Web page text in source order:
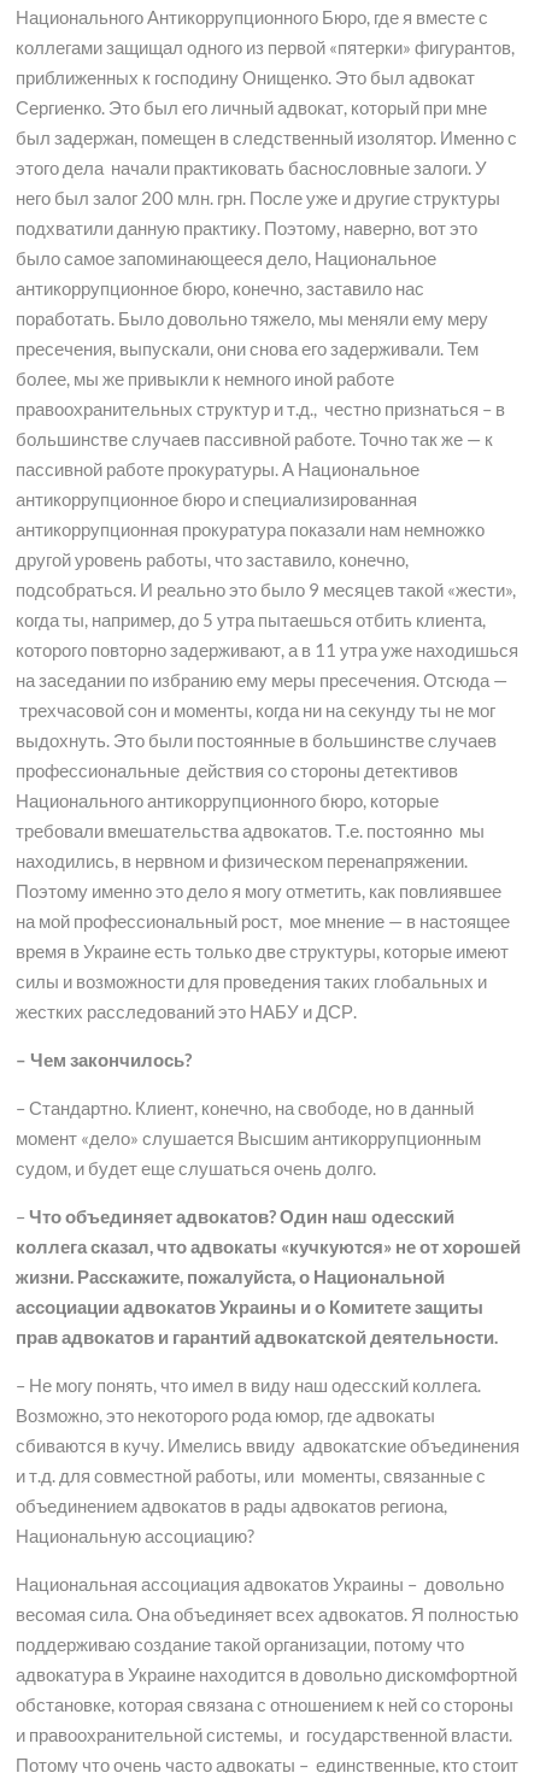
Национального Антикоррупционного Бюро, где я вместе с
коллегами защищал одного из первой «пятерки» фигурантов,
приближенных к господину Онищенко. Это был адвокат
Сергиенко. Это был его личный адвокат, который при мне
был задержан, помещен в следственный изолятор. Именно с
этого дела начали практиковать баснословные залоги. У
него был залог 200 млн. грн. После уже и другие структуры
подхватили данную практику. Поэтому, наверно, вот это
было самое запоминающееся дело, Национальное
антикоррупционное бюро, конечно, заставило нас
поработать. Было довольно тяжело, мы меняли ему меру
пресечения, выпускали, они снова его задерживали. Тем
более, мы же привыкли к немного иной работе
правоохранительных структур и т.д., честно признаться – в
большинстве случаев пассивной работе. Точно так же — к
пассивной работе прокуратуры. А Национальное
антикоррупционное бюро и специализированная
антикоррупционная прокуратура показали нам немножко
другой уровень работы, что заставило, конечно,
подсобраться. И реально это было 9 месяцев такой «жести»,
когда ты, например, до 5 утра пытаешься отбить клиента,
которого повторно задерживают, а в 11 утра уже находишься
на заседании по избранию ему меры пресечения. Отсюда —
трехчасовой сон и моменты, когда ни на секунду ты не мог
выдохнуть. Это были постоянные в большинстве случаев
профессиональные действия со стороны детективов
Национального антикоррупционного бюро, которые
требовали вмешательства адвокатов. Т.е. постоянно мы
находились, в нервном и физическом перенапряжении.
Поэтому именно это дело я могу отметить, как повлиявшее
на мой профессиональный рост, мое мнение — в настоящее
время в Украине есть только две структуры, которые имеют
силы и возможности для проведения таких глобальных и
жестких расследований это НАБУ и ДСР.
– Чем закончилось?
– Стандартно. Клиент, конечно, на свободе, но в данный
момент «дело» слушается Высшим антикоррупционным
судом, и будет еще слушаться очень долго.
– Что объединяет адвокатов? Один наш одесский
коллега сказал, что адвокаты «кучкуются» не от хорошей
жизни. Расскажите, пожалуйста, о Национальной
ассоциации адвокатов Украины и о Комитете защиты
прав адвокатов и гарантий адвокатской деятельности.
– Не могу понять, что имел в виду наш одесский коллега.
Возможно, это некоторого рода юмор, где адвокаты
сбиваются в кучу. Имелись ввиду адвокатские объединения
и т.д. для совместной работы, или моменты, связанные с
объединением адвокатов в рады адвокатов региона,
Национальную ассоциацию?
Национальная ассоциация адвокатов Украины – довольно
весомая сила. Она объединяет всех адвокатов. Я полностью
поддерживаю создание такой организации, потому что
адвокатура в Украине находится в довольно дискомфортной
обстановке, которая связана с отношением к ней со стороны
и правоохранительной системы, и государственной власти.
Потому что очень часто адвокаты – единственные, кто стоит